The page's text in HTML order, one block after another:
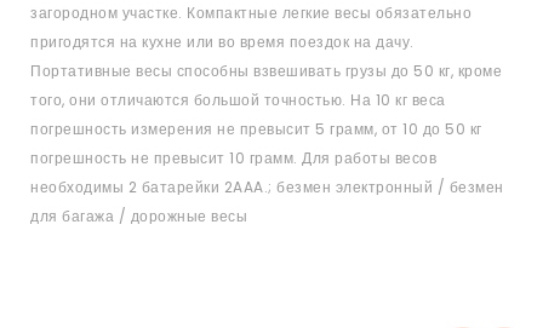
загородном участке. Компактные легкие весы обязательно
пригодятся на кухне или во время поездок на дачу.
Портативные весы способны взвешивать грузы до 50 кг, кроме
того, они отличаются большой точностью. На 10 кг веса
погрешность измерения не превысит 5 грамм, от 10 до 50 кг
погрешность не превысит 10 грамм. Для работы весов
необходимы 2 батарейки 2AAA.; безмен электронный / безмен
для багажа / дорожные весы